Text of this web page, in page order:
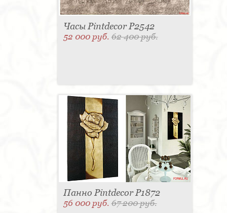
Часы Pintdecor P2542
52 000 руб.62 400 руб.
Панно Pintdecor P1872
56 000 руб.67 200 руб.